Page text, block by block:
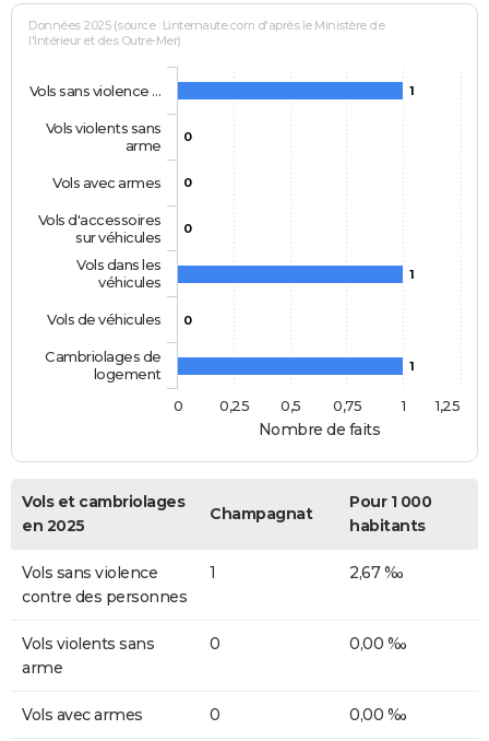
Nombre de faits
Données 2025 (source : Linternaute.com d'après le Ministère de
l'Intérieur et des Outre-Mer)
1
0
0
0
1
0
1
Vols sans violence …
Vols violents sans
arme
Vols avec armes
Vols d'accessoires
sur véhicules
Vols dans les
véhicules
Vols de véhicules
Cambriolages de
logement
0
1
0,25 0,5 0,75 1,25
Vols et cambriolages
en 2025
Champagnat
Pour 1 000
habitants
Vols sans violence
contre des personnes
1 2,67 ‰
Vols violents sans
arme
0 0,00 ‰
Vols avec armes 0 0,00 ‰